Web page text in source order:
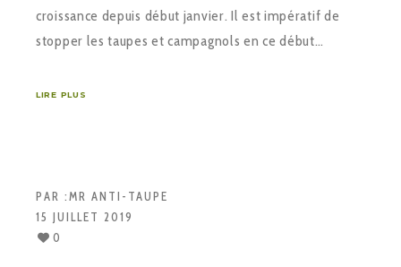
croissance depuis début janvier. Il est impératif de
stopper les taupes et campagnols en ce début…
LIRE PLUS
PAR :MR ANTI-TAUPE
15 JUILLET 2019
0